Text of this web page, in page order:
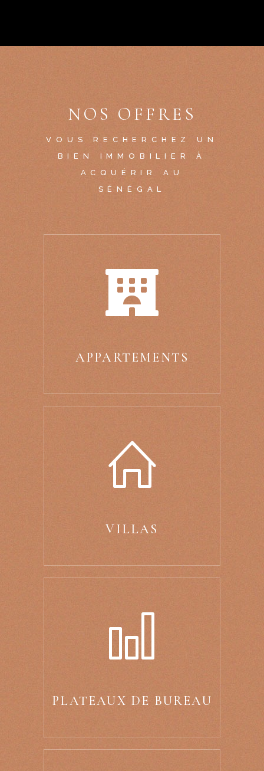
NOS OFFRES
VOUS RECHERCHEZ UN
BIEN IMMOBILIER À
ACQUÉRIR AU
SÉNÉGAL
APPARTEMENTS
VILLAS
PLATEAUX DE BUREAU